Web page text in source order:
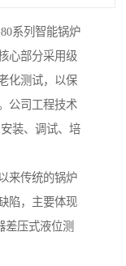
系列智能锅炉
心部分采用级
化测试，以保
公司工程技术
装、调试、培
来传统的锅炉
陷，主要体现
压式液位测